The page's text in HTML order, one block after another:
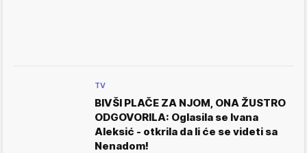
TV
BIVŠI PLAČE ZA NJOM, ONA ŽUSTRO
ODGOVORILA: Oglasila se Ivana
Aleksić - otkrila da li će se videti sa
Nenadom!